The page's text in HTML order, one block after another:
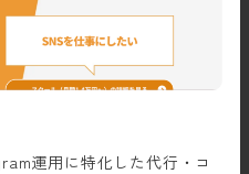
運用に特化した代行・コ